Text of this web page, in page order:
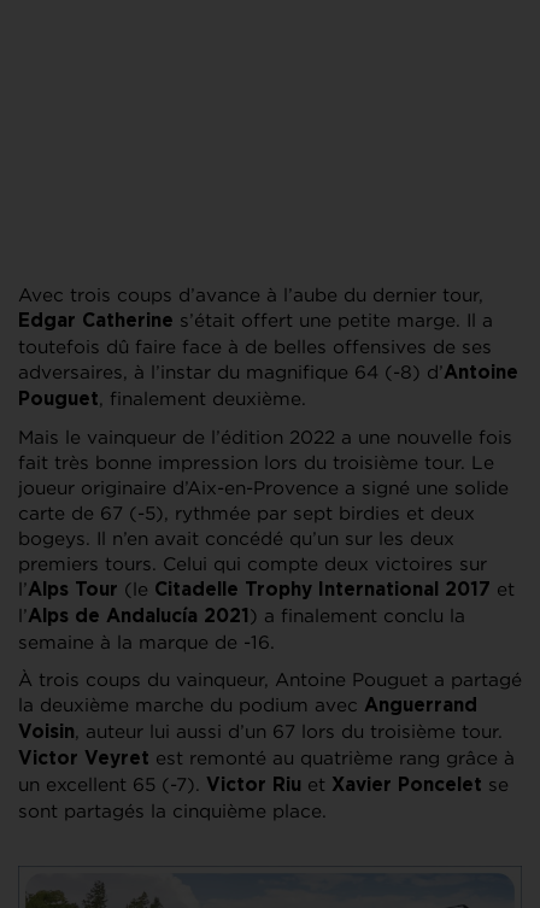
Avec trois coups d’avance à l’aube du dernier tour,
Edgar Catherine s’était offert une petite marge. Il a
toutefois dû faire face à de belles offensives de ses
adversaires, à l’instar du magnifique 64 (-8) d’Antoine
Pouguet, finalement deuxième.
Mais le vainqueur de l’édition 2022 a une nouvelle fois
fait très bonne impression lors du troisième tour. Le
joueur originaire d’Aix-en-Provence a signé une solide
carte de 67 (-5), rythmée par sept birdies et deux
bogeys. Il n’en avait concédé qu’un sur les deux
premiers tours. Celui qui compte deux victoires sur
l’Alps Tour (le Citadelle Trophy International 2017 et
l’Alps de Andalucía 2021 ) a finalement conclu la
semaine à la marque de -16.
À trois coups du vainqueur, Antoine Pouguet a partagé
la deuxième marche du podium avec Anguerrand
Voisin, auteur lui aussi d’un 67 lors du troisième tour.
Victor Veyret est remonté au quatrième rang grâce à
un excellent 65 (-7). Victor Riu et Xavier Poncelet se
sont partagés la cinquième place.